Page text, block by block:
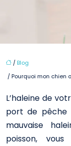
/ Blog
/ Pourquoi mon chien
L’haleine de
port de pêche
mauvaise
poisson,